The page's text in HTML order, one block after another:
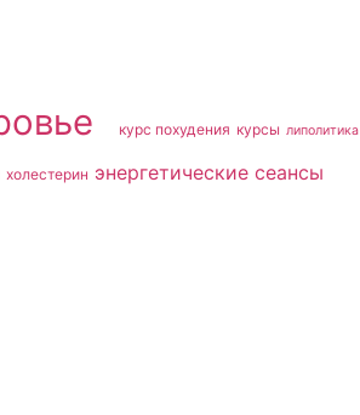
курс похудения курсы липолитика
холестерин энергетические сеансы